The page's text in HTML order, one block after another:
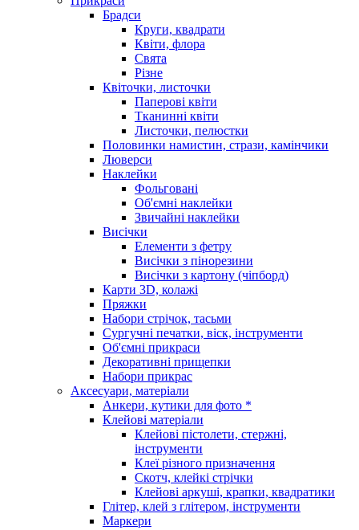
Брадси
Круги, квадрати
Квіти, флора
Свята
Різне
Квіточки, листочки
Паперові квіти
Тканинні квіти
Листочки, пелюстки
Половинки намистин, стрази, камінчики
Люверси
Наклейки
Фольговані
Об'ємні наклейки
Звичайні наклейки
Висічки
Елементи з фетру
Висічки з пінорезини
Висічки з картону (чіпборд)
Карти 3D, колажі
Пряжки
Набори стрічок, тасьми
Сургучні печатки, віск, інструменти
Об'ємні прикраси
Декоративні прищепки
Набори прикрас
Аксесуари, матеріали
Анкери, кутики для фото *
Клейові матеріали
Клейові пістолети, стержні,
інструменти
Клеї різного призначення
Скотч, клейкі стрічки
Клейові аркуші, крапки, квадратики
Глітер, клей з глітером, інструменти
Маркери